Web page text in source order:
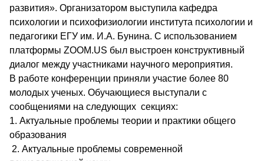
развития». Организатором выступила кафедра
психологии и психофизиологии института психологии и
педагогики ЕГУ им. И.А. Бунина. С использованием
платформы ZOOM.US был выстроен конструктивный
диалог между участниками научного мероприятия.
В работе конференции приняли участие более 80
молодых ученых. Обучающиеся выступали с
сообщениями на следующих секциях:
1. Актуальные проблемы теории и практики общего
образования
2. Актуальные проблемы современной